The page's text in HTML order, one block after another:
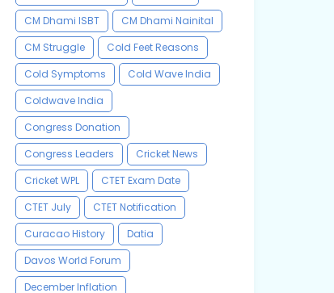
CM Dhami ISBT
CM Dhami Nainital
CM Struggle
Cold Feet Reasons
Cold Symptoms
Cold Wave India
Coldwave India
Congress Donation
Congress Leaders
Cricket News
Cricket WPL
CTET Exam Date
CTET July
CTET Notification
Curacao History
Datia
Davos World Forum
December Inflation